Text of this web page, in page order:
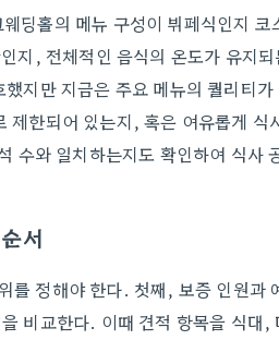
딩홀의 메뉴 구성이 뷔페식인지
지, 전체적인 음식의 온도가 유지
지만 지금은 주요 메뉴의 퀄리티
제한되어 있는지, 혹은 여유롭게
수와 일치하는지도 확인하여 식사
서
를 정해야 한다. 첫째, 보증 인원과
비교한다. 이때 견적 항목을 식대